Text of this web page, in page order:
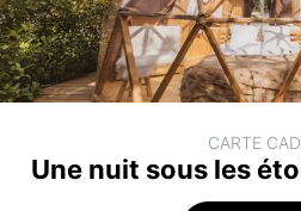
CARTE
Une nuit sous les